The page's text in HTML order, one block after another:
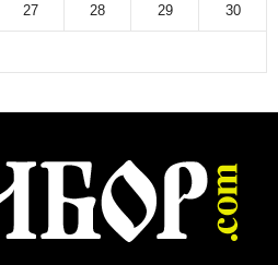
27 28 29 30